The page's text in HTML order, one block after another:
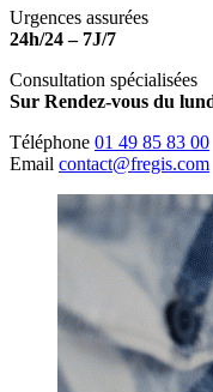
Urgences assurées
24h/24 – 7J/7
Consultation spécialisées
Sur Rendez-vous du
Téléphone 01 49 85 83 00
Email contact@fregis.com